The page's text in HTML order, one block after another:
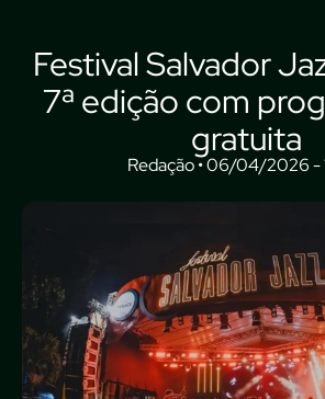
Festival Salvador
7ª edição com
gratuita
Redação • 06/04/2026 -